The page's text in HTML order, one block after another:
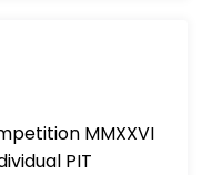
MMXXVI
PIT